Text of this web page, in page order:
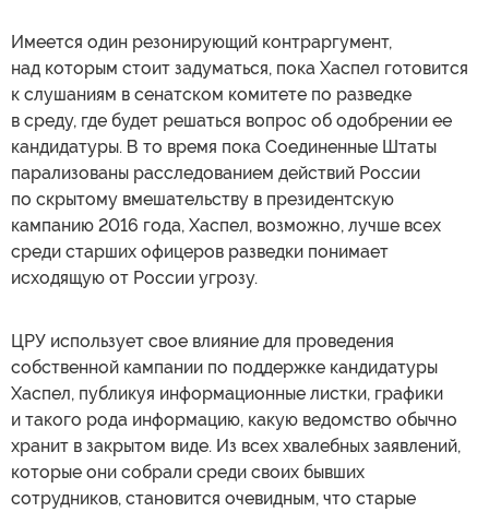
Имеется один резонирующий контраргумент,
над которым стоит задуматься, пока Хаспел готовится
к слушаниям в сенатском комитете по разведке
в среду, где будет решаться вопрос об одобрении ее
кандидатуры. В то время пока Соединенные Штаты
парализованы расследованием действий России
по скрытому вмешательству в президентскую
кампанию 2016 года, Хаспел, возможно, лучше всех
среди старших офицеров разведки понимает
исходящую от России угрозу.
ЦРУ использует свое влияние для проведения
собственной кампании по поддержке кандидатуры
Хаспел, публикуя информационные листки, графики
и такого рода информацию, какую ведомство обычно
хранит в закрытом виде. Из всех хвалебных заявлений,
которые они собрали среди своих бывших
сотрудников, становится очевидным, что старые